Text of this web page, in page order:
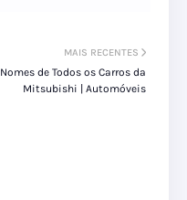
MAIS RECENTES
Nomes de Todos os Carros da
Mitsubishi | Automóveis